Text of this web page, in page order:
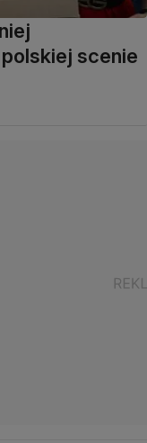
scenie